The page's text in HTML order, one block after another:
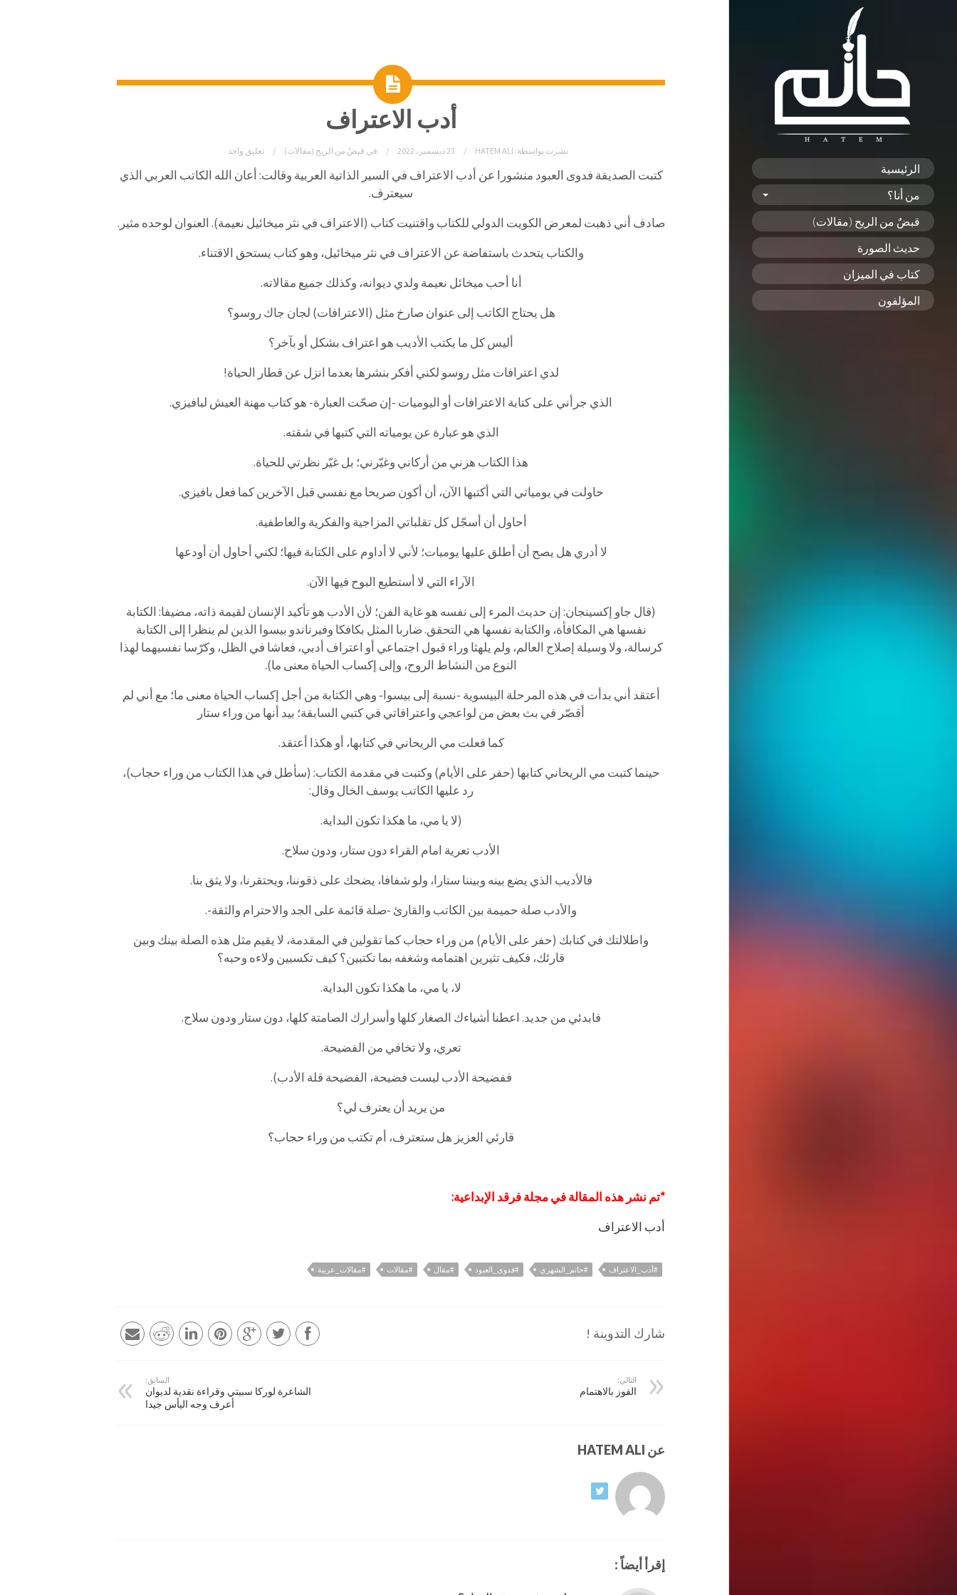
الرئيسية
من أنا؟
قبضٌ من الريح (مقالات)
حديث الصورة
كتاب في الميزان
المؤلفون
أدب الاعتراف
نشرت بواسطة: HATEM ALI 23 ديسمبر، 2022 في قبضٌ من الريح (مقالات) تعليق واحد
كتبت الصديقة فدوى العبود منشورا عن أدب الاعتراف في السير الذاتية العربية وقالت: أعان الله الكاتب العربي الذي
سيعترف.
صادف أني ذهبت لمعرض الكويت الدولي للكتاب واقتنيت كتاب (الاعتراف في نثر ميخائيل نعيمة). العنوان لوحده مثير.
والكتاب يتحدث باستفاضة عن الاعتراف في نثر ميخائيل، وهو كتاب يستحق الاقتناء.
أنا أحب ميخائل نعيمة ولدي ديوانه، وكذلك جميع مقالاته.
هل يحتاج الكاتب إلى عنوان صارخ مثل (الاعترافات) لجان جاك روسو؟
أليس كل ما يكتب الأديب هو اعتراف بشكل أو بآخر؟
لدي اعترافات مثل روسو لكني أفكر بنشرها بعدما انزل عن قطار الحياة!
الذي جرأني على كتابة الاعترافات أو اليوميات -إن صحّت العبارة- هو كتاب مهنة العيش لبافيزي.
الذي هو عبارة عن يومياته التي كتبها في شقته.
هذا الكتاب هزني من أركاني وغيّرني؛ بل غيّر نظرتي للحياة.
حاولت في يومياتي التي أكتبها الآن، أن أكون صريحا مع نفسي قبل الآخرين كما فعل بافيزي.
أحاول أن أسجّل كل تقلباتي المزاجية والفكرية والعاطفية.
لا أدري هل يصح أن أطلق عليها يوميات؛ لأني لا أداوم على الكتابة فيها؛ لكني أحاول أن أودعها
الآراء التي لا أستطيع البوح فيها الآن.
(قال جاو إكسينجان: إن حديث المرء إلى نفسه هو غاية الفن؛ لأن الأدب هو تأكيد الإنسان لقيمة ذاته، مضيفا: الكتابة
نفسها هي المكافأة، والكتابة نفسها هي التحقق. ضاربا المثل بكافكا وفيرناندو بيسوا الذين لم ينظرا إلى الكتابة
كرسالة، ولا وسيلة إصلاح العالم، ولم يلهثا وراء قبول اجتماعي أو اعتراف أدبي، فعاشا في الظل، وكرّسا نفسيهما لهذا
النوع من النشاط الروح، وإلى إكساب الحياة معنى ما).
أعتقد أني بدأت في هذه المرحلة البيسوية -نسبة إلى بيسوا- وهي الكتابة من أجل إكساب الحياة معنى ما؛ مع أني لم
أقصّر في بث بعض من لواعجي واعترافاتي في كتبي السابقة؛ بيد أنها من وراء ستار
كما فعلت مي الريحاني في كتابها، أو هكذا أعتقد.
حينما كتبت مي الريحاني كتابها (حفر على الأيام) وكتبت في مقدمة الكتاب: (سأطل في هذا الكتاب من وراء حجاب)،
رد عليها الكاتب يوسف الخال وقال:
(لا يا مي، ما هكذا تكون البداية.
الأدب تعرية امام القراء دون ستار، ودون سلاح.
فالأديب الذي يضع بينه وبيننا ستارا، ولو شفافا، يضحك على ذقوننا، ويحتقرنا، ولا يثق بنا.
والأدب صلة حميمة بين الكاتب والقارئ -صلة قائمة على الجد والاحترام والثقة-.
واطلالتك في كتابك (حفر على الأيام) من وراء حجاب كما تقولين في المقدمة، لا يقيم مثل هذه الصلة بينك وبين
قارئك، فكيف تثيرين اهتمامه وشغفه بما تكتبين؟ كيف تكسبين ولاءه وحبه؟
لا، يا مي، ما هكذا تكون البداية.
فابدئي من جديد. اعطنا أشياءك الصغار كلها وأسرارك الصامتة كلها، دون ستار ودون سلاح.
تعري، ولا تخافي من الفضيحة.
ففضيحة الأدب ليست فضيحة، الفضيحة قلة الأدب).
من يريد أن يعترف لي؟
قارئي العزيز هل ستعترف، أم تكتب من وراء حجاب؟
*تم نشر هذه المقالة في مجلة فرقد الإبداعية:
أدب الاعتراف
#أدب_الاعتراف #حاتم_الشهري #فدوى_العبود #مقال #مقالات #مقالات_عربية
شارك التدوينة !
السابق:
الشاعرة لوركا سبيتي وقراءة نقدية لديوان
أعرف وجه اليأس جيدا
التالي:
الفوز بالاهتمام
عن HATEM ALI
إقرأ أيضاً :